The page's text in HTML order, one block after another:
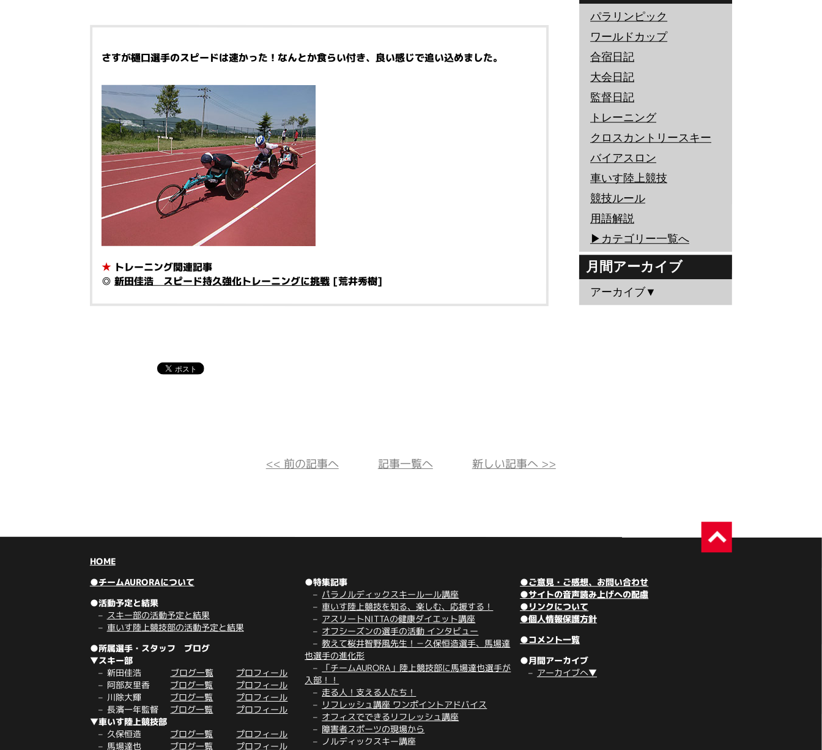
さすが樋口選手のスピードは速かった！なんとか食らい付き、良い感じで追い込めました。
★ トレーニング関連記事
◎ 新田佳浩 スピード持久強化トレーニングに挑戦[荒井秀樹]
パラリンピック
ワールドカップ
合宿日記
大会日記
監督日記
トレーニング
クロスカントリースキー
バイアスロン
車いす陸上競技
競技ルール
用語解説
▶︎カテゴリー一覧へ
月間アーカイブ
アーカイブ▼
<< 前の記事へ 記事一覧へ 新しい記事へ >>
HOME
●チームAURORAについて
●活動予定と結果
スキー部の活動予定と結果
車いす陸上競技部の活動予定と結果
●所属選手・スタッフ ブログ
▼スキー部
新田佳浩 ブログ一覧 プロフィール
阿部友里香 ブログ一覧 プロフィール
川除大輝 ブログ一覧
プロフィール
長濱一年監督
ブログ一覧 プロフィール
▼車いす陸上競技部
久保恒造 ブログ一覧 プロフィール
馬場達也 ブログ一覧 プロフィール
●特集記事
パラノルディックスキールール講座
車いす陸上競技を知る、楽しむ、応援する！
アスリートNITTAの健康ダイエット講座
オフシーズンの選手の活動 インタビュー
教えて桜井智野風先生！－久保恒造選手、馬場達
也選手の進化形
「チームAURORA」陸上競技部に馬場達也選手が
入部！！
走る人！支える人たち！
リフレッシュ講座 ワンポイントアドバイス
オフィスでできるリフレッシュ講座
障害者スポーツの現場から
ノルディックスキー講座
●ご意見・ご感想、お問い合わせ
●サイトの音声読み上げへの配慮
●リンクについて
●個人情報保護方針
●コメント一覧
●月間アーカイブ
アーカイブへ▼